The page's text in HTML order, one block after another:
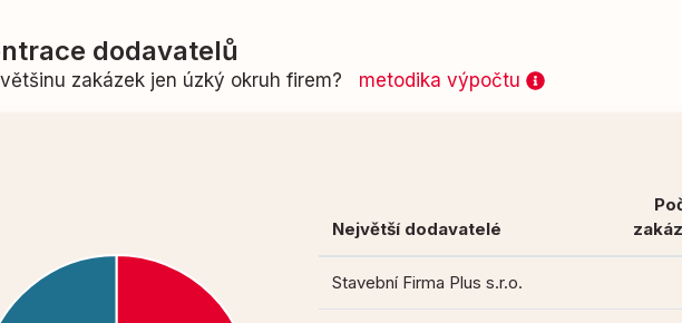
dodavatelů
zakázek jen úzký okruh firem? metodika výpočtu
Největší dodavatelé
Stavební Firma Plus s.r.o.